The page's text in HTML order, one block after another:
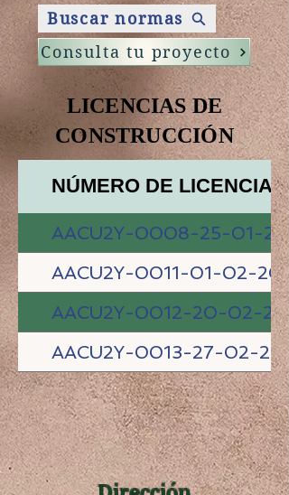
Consulta tu proyecto
Buscar normas
LICENCIAS DE
CONSTRUCCIÓN
NÚMERO DE LICENCIA
AACU2Y-0008-25-01-
AACU2Y-0011-01-02-
AACU2Y-0012-20-02-
AACU2Y-0013-27-02-
AACU2Y-0014-27-02-
AACU2Y-0015-28-02-
AACU2Y-0016-28-02-